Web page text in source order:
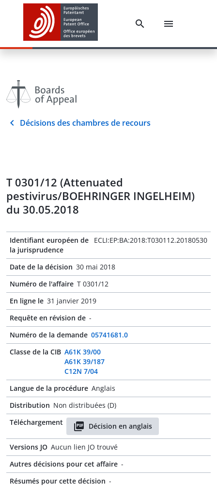
Décisions des chambres de recours
T 0301/12 (Attenuated
pestivirus/BOEHRINGER INGELHEIM)
du 30.05.2018
Identifiant européen de
la jurisprudence
ECLI:EP:BA:2018:T030112.20180530
Date de la décision 30 mai 2018
Numéro de l'affaire T 0301/12
En ligne le 31 janvier 2019
Requête en révision de -
Numéro de la demande 05741681.0
Classe de la CIB A61K 39/00
A61K 39/187
C12N 7/04
Langue de la procédure Anglais
Distribution Non distribuées (D)
Téléchargement
Décision en anglais
Versions JO Aucun lien JO trouvé
Autres décisions pour cet affaire -
Résumés pour cette décision -